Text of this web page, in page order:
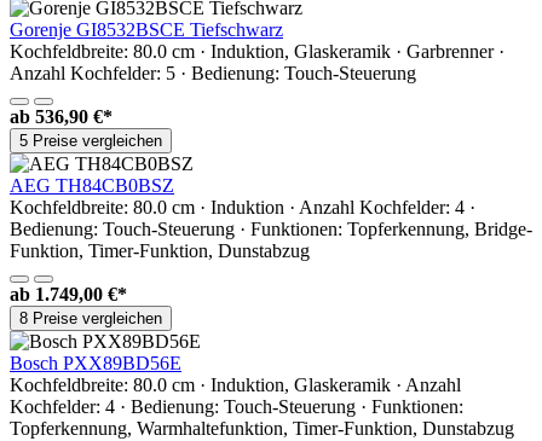
Gorenje GI8532BSCE Tiefschwarz
Kochfeldbreite: 80.0 cm · Induktion, Glaskeramik · Garbrenner ·
Anzahl Kochfelder: 5 · Bedienung: Touch-Steuerung
ab 536,90 €*
5 Preise vergleichen
AEG TH84CB0BSZ
Kochfeldbreite: 80.0 cm · Induktion · Anzahl Kochfelder: 4 ·
Bedienung: Touch-Steuerung · Funktionen: Topferkennung, Bridge-
Funktion, Timer-Funktion, Dunstabzug
ab 1.749,00 €*
8 Preise vergleichen
Bosch PXX89BD56E
Kochfeldbreite: 80.0 cm · Induktion, Glaskeramik · Anzahl
Kochfelder: 4 · Bedienung: Touch-Steuerung · Funktionen:
Topferkennung, Warmhaltefunktion, Timer-Funktion, Dunstabzug